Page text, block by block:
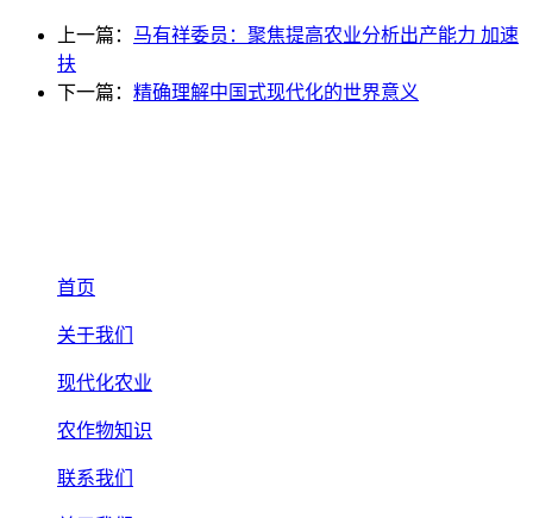
上一篇： 马有祥委员：聚焦提高农业分析出产能力 加速
扶
下一篇： 精确理解中国式现代化的世界意义
首页
关于我们
现代化农业
农作物知识
联系我们